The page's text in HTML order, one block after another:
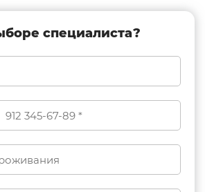
специалиста?